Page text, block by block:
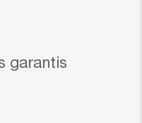
garantis